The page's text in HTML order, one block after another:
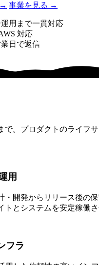
→ 事業を見る →
用まで一貫対応
対応
業日で返信
で。プロダクトのライフ
用
・開発からリリース後の
トとシステムを安定稼働さ
フラ